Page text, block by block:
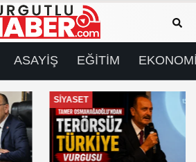
ASAYİŞ EĞİTİM
SİYASET